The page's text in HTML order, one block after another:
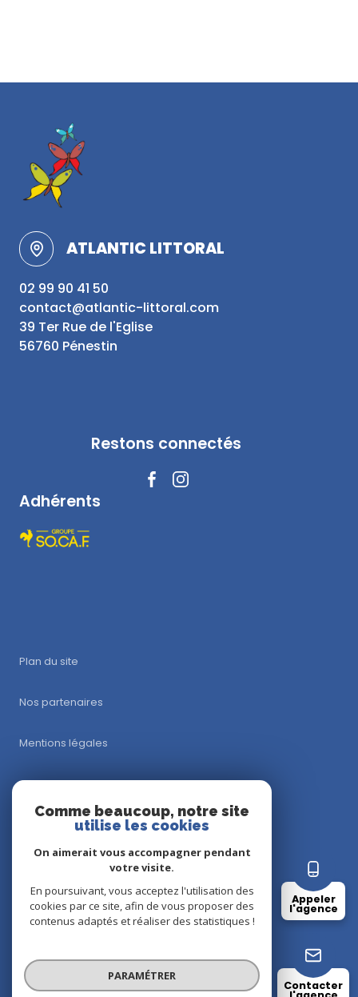
Appeler
l'agence
Contacter
ATLANTIC LITTORAL
02 99 90 41 50
contact@atlantic-littoral.com
39 Ter Rue de l'Eglise
56760 Pénestin
Restons connectés
Adhérents
Plan du site
Nos partenaires
Mentions légales
Admin
Nos honoraires
Cookies
© 2026 | Tous droits réservés
Comme beaucoup, notre site
utilise les cookies
On aimerait vous accompagner pendant
votre visite.
En poursuivant, vous acceptez l'utilisation des
cookies par ce site, afin de vous proposer des
contenus adaptés et réaliser des statistiques !
PARAMÉTRER